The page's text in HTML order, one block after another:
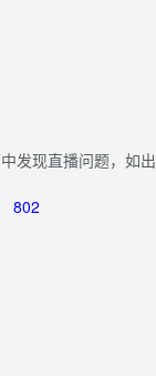
发现直播问题，如出